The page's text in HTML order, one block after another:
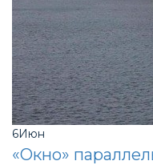
6Июн
«Окно»